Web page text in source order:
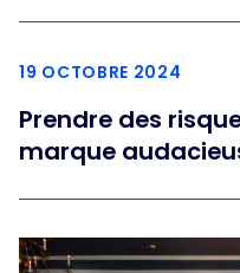
19 OCTOBRE 2024
Prendre des
marque